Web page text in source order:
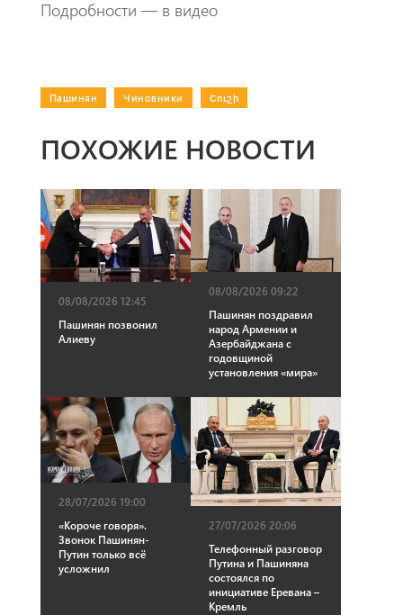
Подробности — в видео
Пашинян Чиновники Շուշի
ПОХОЖИЕ НОВОСТИ
08/08/2026 12:45
Пашинян позвонил
Алиеву
08/08/2026 09:22
Пашинян поздравил
народ Армении и
Азербайджана с
годовщиной
установления «мира»
28/07/2026 19:00
«Короче говоря».
Звонок Пашинян-
Путин только всё
усложнил
27/07/2026 20:06
Телефонный разговор
Путина и Пашиняна
состоялся по
инициативе Еревана –
Кремль